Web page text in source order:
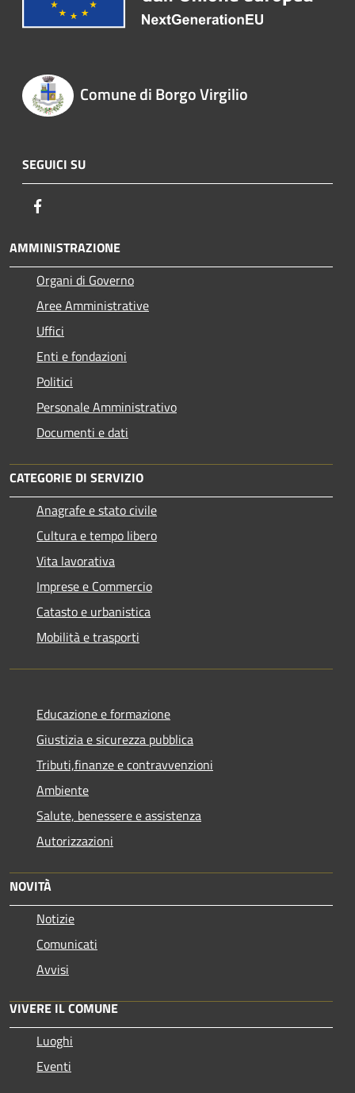
Comune di Borgo Virgilio
SEGUICI SU
AMMINISTRAZIONE
Organi di Governo
Aree Amministrative
Uffici
Enti e fondazioni
Politici
Personale Amministrativo
Documenti e dati
CATEGORIE DI SERVIZIO
Anagrafe e stato civile
Cultura e tempo libero
Vita lavorativa
Imprese e Commercio
Catasto e urbanistica
Mobilità e trasporti
Educazione e formazione
Giustizia e sicurezza pubblica
Tributi,finanze e contravvenzioni
Ambiente
Salute, benessere e assistenza
Autorizzazioni
NOVITÀ
Notizie
Comunicati
Avvisi
VIVERE IL COMUNE
Luoghi
Eventi